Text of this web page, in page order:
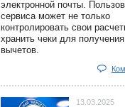
электронной почты.
сервиса может не только
контролировать свои
хранить чеки для
вычетов.
13.03.2025